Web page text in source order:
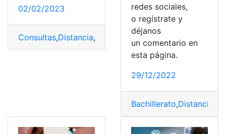
02/02/2023
Consultas,Distancia, educación a distancia
redes sociales,
o regístrate y
déjanos
un comentario en
esta página.
29/12/2022
Bachillerato,Distancia